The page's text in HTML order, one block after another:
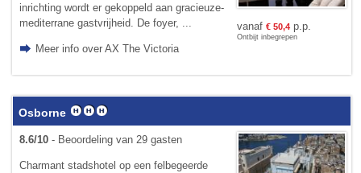
inrichting wordt er gekoppeld aan gracieuze­
mediterrane gast­vrijheid. De foyer, ...
Meer info over AX The Victoria
vanaf € 50,4p.p.
Ontbijt inbegrepen
Osborne
8.6/10- Beoordeling van 29 gasten
Charmant stadshotel op een felbegeerde